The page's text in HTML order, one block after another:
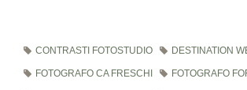
CONTRASTI FOTOSTUDIO DESTINATION
FOTOGRAFO CA FRESCHI FOTOGRAFO